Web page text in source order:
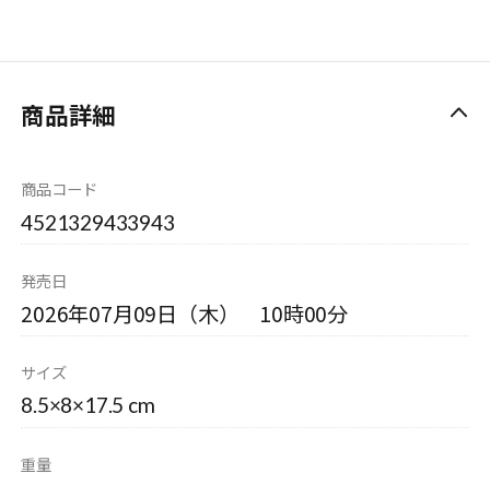
商品詳細
商品コード
4521329433943
発売日
2026年07月09日（木） 10時00分
サイズ
8.5×8×17.5 cm
重量